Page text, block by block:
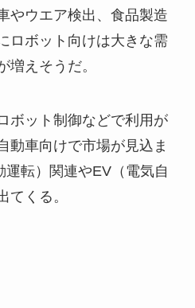
やウエア検出、食品製造
ロボット向けは大きな需
増えそうだ。
ボット制御などで利用が
動車向けで市場が見込ま
転）関連やEV（電気自
てくる。